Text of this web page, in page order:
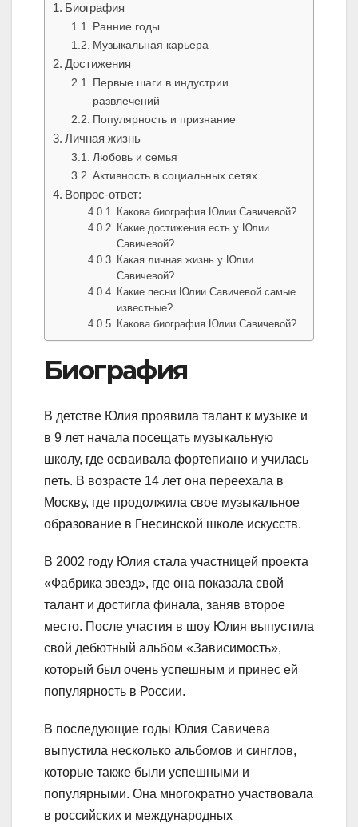
Биография
Ранние годы
Музыкальная карьера
Достижения
Первые шаги в индустрии
развлечений
Популярность и признание
Личная жизнь
Любовь и семья
Активность в социальных сетях
Вопрос-ответ:
Какова биография Юлии Савичевой?
Какие достижения есть у Юлии
Савичевой?
Какая личная жизнь у Юлии
Савичевой?
Какие песни Юлии Савичевой самые
известные?
Какова биография Юлии Савичевой?
Биография
В детстве Юлия проявила талант к музыке и
в 9 лет начала посещать музыкальную
школу, где осваивала фортепиано и училась
петь. В возрасте 14 лет она переехала в
Москву, где продолжила свое музыкальное
образование в Гнесинской школе искусств.
В 2002 году Юлия стала участницей проекта
«Фабрика звезд», где она показала свой
талант и достигла финала, заняв второе
место. После участия в шоу Юлия выпустила
свой дебютный альбом «Зависимость»,
который был очень успешным и принес ей
популярность в России.
В последующие годы Юлия Савичева
выпустила несколько альбомов и синглов,
которые также были успешными и
популярными. Она многократно участвовала
в российских и международных